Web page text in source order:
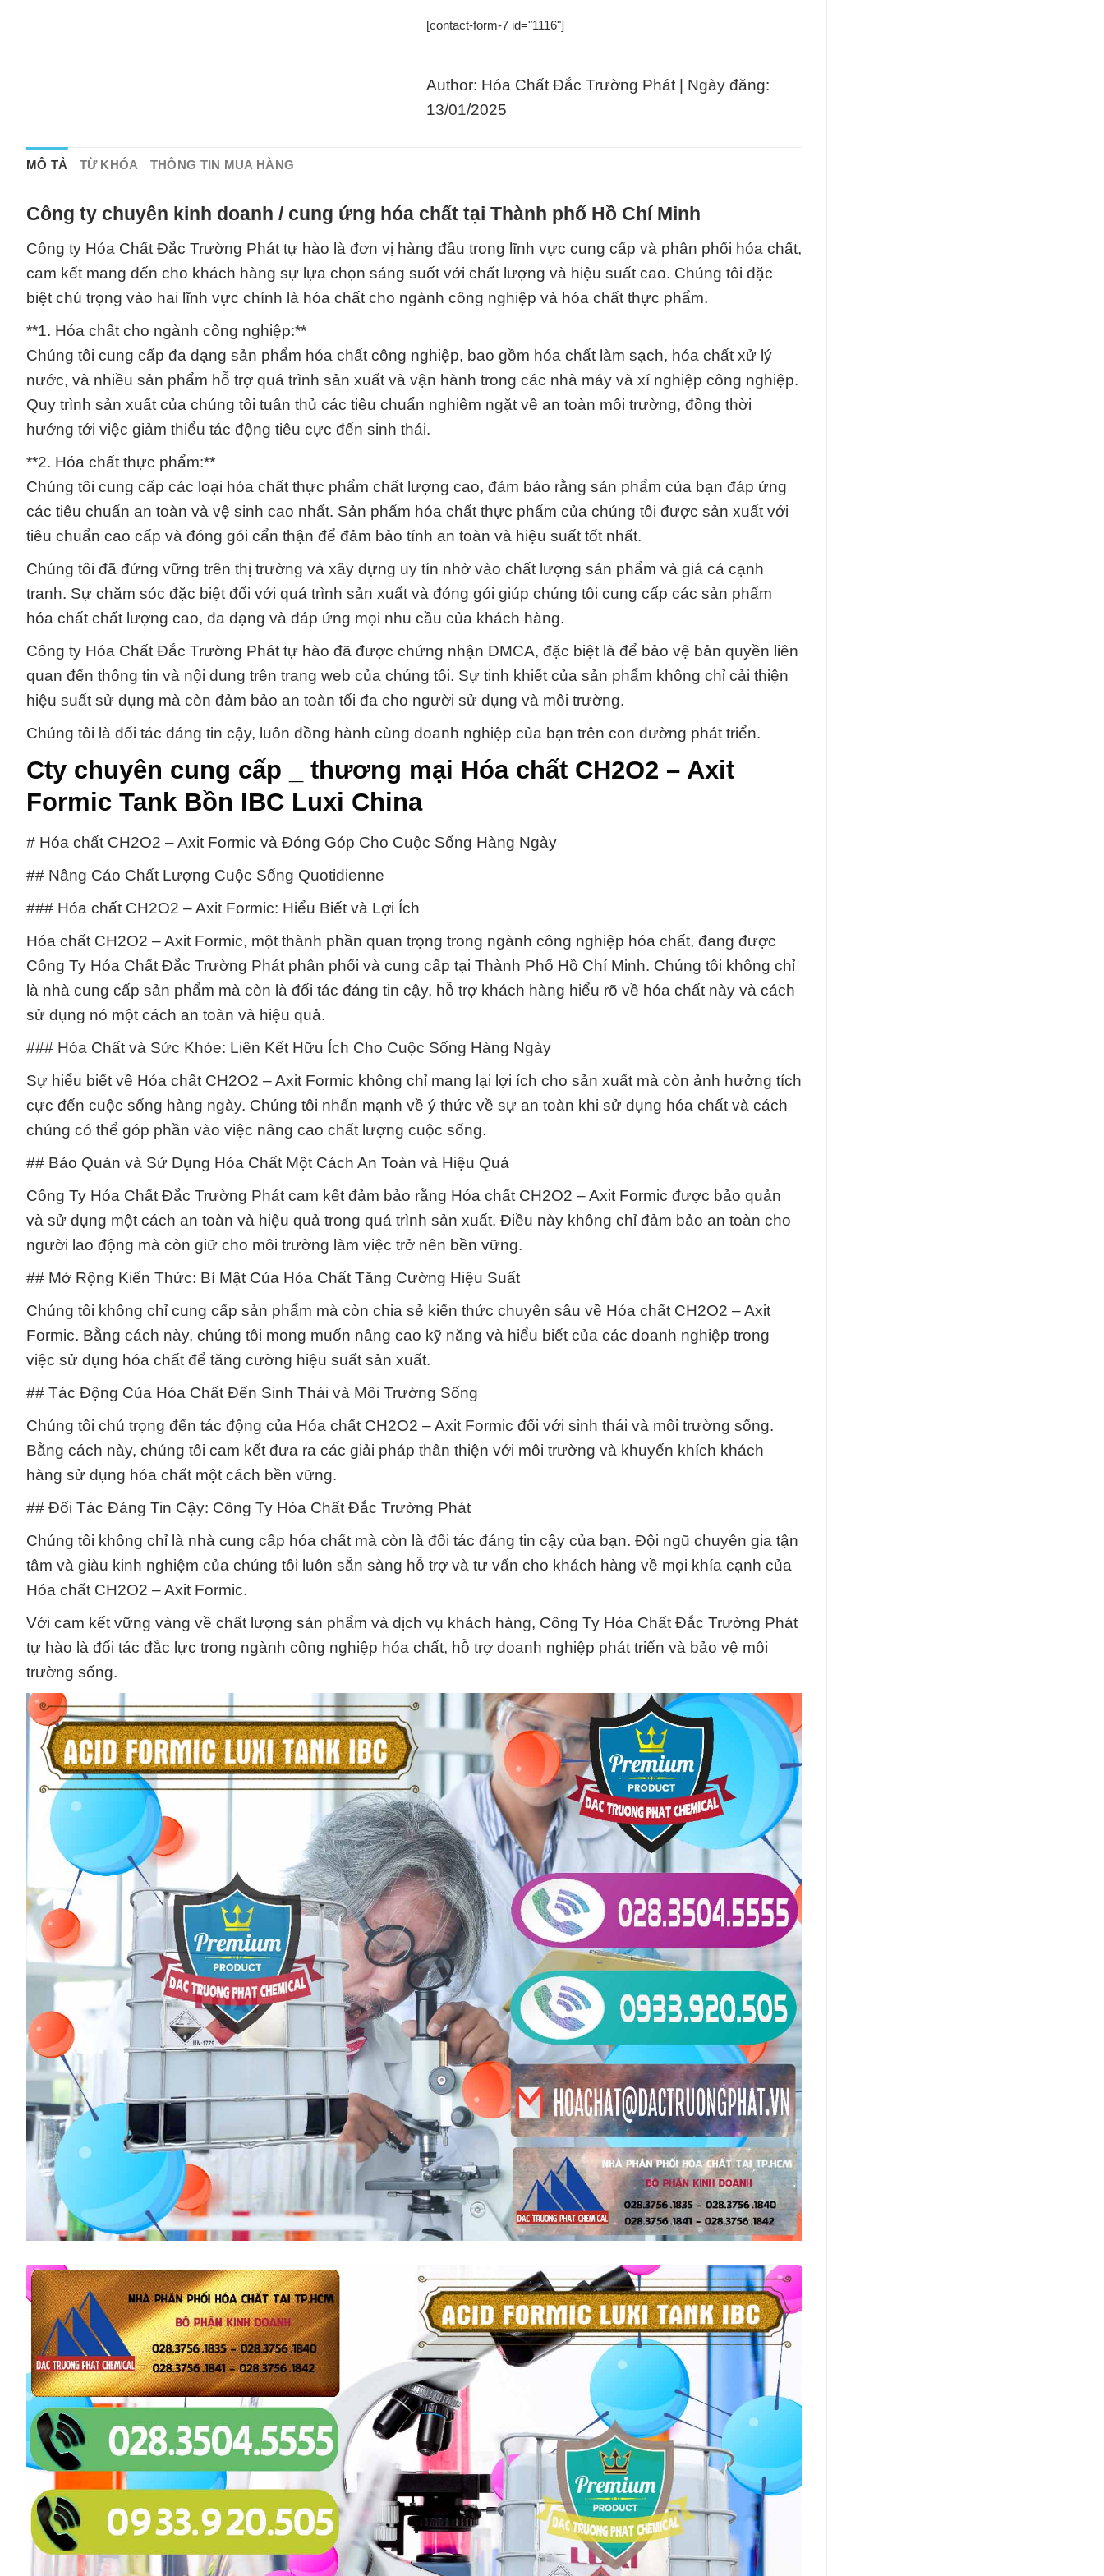
[contact-form-7 id="1116"]
Author: Hóa Chất Đắc Trường Phát | Ngày đăng:
13/01/2025
MÔ TẢ TỪ KHÓA THÔNG TIN MUA HÀNG
Công ty chuyên kinh doanh / cung ứng hóa chất tại Thành phố Hồ Chí Minh
Công ty Hóa Chất Đắc Trường Phát tự hào là đơn vị hàng đầu trong lĩnh vực cung cấp và phân phối hóa chất,
cam kết mang đến cho khách hàng sự lựa chọn sáng suốt với chất lượng và hiệu suất cao. Chúng tôi đặc
biệt chú trọng vào hai lĩnh vực chính là hóa chất cho ngành công nghiệp và hóa chất thực phẩm.
**1. Hóa chất cho ngành công nghiệp:**
Chúng tôi cung cấp đa dạng sản phẩm hóa chất công nghiệp, bao gồm hóa chất làm sạch, hóa chất xử lý
nước, và nhiều sản phẩm hỗ trợ quá trình sản xuất và vận hành trong các nhà máy và xí nghiệp công nghiệp.
Quy trình sản xuất của chúng tôi tuân thủ các tiêu chuẩn nghiêm ngặt về an toàn môi trường, đồng thời
hướng tới việc giảm thiểu tác động tiêu cực đến sinh thái.
**2. Hóa chất thực phẩm:**
Chúng tôi cung cấp các loại hóa chất thực phẩm chất lượng cao, đảm bảo rằng sản phẩm của bạn đáp ứng
các tiêu chuẩn an toàn và vệ sinh cao nhất. Sản phẩm hóa chất thực phẩm của chúng tôi được sản xuất với
tiêu chuẩn cao cấp và đóng gói cẩn thận để đảm bảo tính an toàn và hiệu suất tốt nhất.
Chúng tôi đã đứng vững trên thị trường và xây dựng uy tín nhờ vào chất lượng sản phẩm và giá cả cạnh
tranh. Sự chăm sóc đặc biệt đối với quá trình sản xuất và đóng gói giúp chúng tôi cung cấp các sản phẩm
hóa chất chất lượng cao, đa dạng và đáp ứng mọi nhu cầu của khách hàng.
Công ty Hóa Chất Đắc Trường Phát tự hào đã được chứng nhận DMCA, đặc biệt là để bảo vệ bản quyền liên
quan đến thông tin và nội dung trên trang web của chúng tôi. Sự tinh khiết của sản phẩm không chỉ cải thiện
hiệu suất sử dụng mà còn đảm bảo an toàn tối đa cho người sử dụng và môi trường.
Chúng tôi là đối tác đáng tin cậy, luôn đồng hành cùng doanh nghiệp của bạn trên con đường phát triển.
Cty chuyên cung cấp _ thương mại Hóa chất CH2O2 – Axit
Formic Tank Bồn IBC Luxi China
# Hóa chất CH2O2 – Axit Formic và Đóng Góp Cho Cuộc Sống Hàng Ngày
## Nâng Cáo Chất Lượng Cuộc Sống Quotidienne
### Hóa chất CH2O2 – Axit Formic: Hiểu Biết và Lợi Ích
Hóa chất CH2O2 – Axit Formic, một thành phần quan trọng trong ngành công nghiệp hóa chất, đang được
Công Ty Hóa Chất Đắc Trường Phát phân phối và cung cấp tại Thành Phố Hồ Chí Minh. Chúng tôi không chỉ
là nhà cung cấp sản phẩm mà còn là đối tác đáng tin cậy, hỗ trợ khách hàng hiểu rõ về hóa chất này và cách
sử dụng nó một cách an toàn và hiệu quả.
### Hóa Chất và Sức Khỏe: Liên Kết Hữu Ích Cho Cuộc Sống Hàng Ngày
Sự hiểu biết về Hóa chất CH2O2 – Axit Formic không chỉ mang lại lợi ích cho sản xuất mà còn ảnh hưởng tích
cực đến cuộc sống hàng ngày. Chúng tôi nhấn mạnh về ý thức về sự an toàn khi sử dụng hóa chất và cách
chúng có thể góp phần vào việc nâng cao chất lượng cuộc sống.
## Bảo Quản và Sử Dụng Hóa Chất Một Cách An Toàn và Hiệu Quả
Công Ty Hóa Chất Đắc Trường Phát cam kết đảm bảo rằng Hóa chất CH2O2 – Axit Formic được bảo quản
và sử dụng một cách an toàn và hiệu quả trong quá trình sản xuất. Điều này không chỉ đảm bảo an toàn cho
người lao động mà còn giữ cho môi trường làm việc trở nên bền vững.
## Mở Rộng Kiến Thức: Bí Mật Của Hóa Chất Tăng Cường Hiệu Suất
Chúng tôi không chỉ cung cấp sản phẩm mà còn chia sẻ kiến thức chuyên sâu về Hóa chất CH2O2 – Axit
Formic. Bằng cách này, chúng tôi mong muốn nâng cao kỹ năng và hiểu biết của các doanh nghiệp trong
việc sử dụng hóa chất để tăng cường hiệu suất sản xuất.
## Tác Động Của Hóa Chất Đến Sinh Thái và Môi Trường Sống
Chúng tôi chú trọng đến tác động của Hóa chất CH2O2 – Axit Formic đối với sinh thái và môi trường sống.
Bằng cách này, chúng tôi cam kết đưa ra các giải pháp thân thiện với môi trường và khuyến khích khách
hàng sử dụng hóa chất một cách bền vững.
## Đối Tác Đáng Tin Cậy: Công Ty Hóa Chất Đắc Trường Phát
Chúng tôi không chỉ là nhà cung cấp hóa chất mà còn là đối tác đáng tin cậy của bạn. Đội ngũ chuyên gia tận
tâm và giàu kinh nghiệm của chúng tôi luôn sẵn sàng hỗ trợ và tư vấn cho khách hàng về mọi khía cạnh của
Hóa chất CH2O2 – Axit Formic.
Với cam kết vững vàng về chất lượng sản phẩm và dịch vụ khách hàng, Công Ty Hóa Chất Đắc Trường Phát
tự hào là đối tác đắc lực trong ngành công nghiệp hóa chất, hỗ trợ doanh nghiệp phát triển và bảo vệ môi
trường sống.